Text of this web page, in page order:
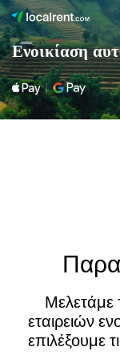
Ενοικίαση
Μελετάμε
εταιρειών
επιλέξουμε